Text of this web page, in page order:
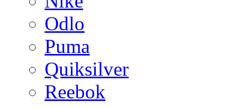
Odlo
Puma
Quiksilver
Reebok